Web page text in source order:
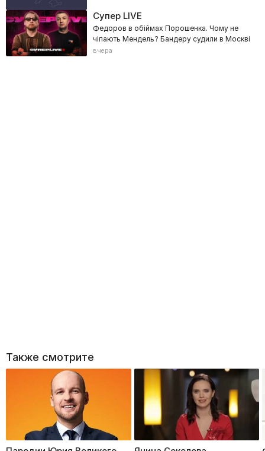
Супер LIVE
Федоров в обіймах Порошенка. Чому не
чіпають Мендель? Бандеру судили в Москві
вчера
Также смотрите